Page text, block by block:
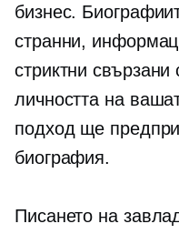
бизнес.
странни,
стриктнисвързани
личността на
подход ще
биография.
Писането на